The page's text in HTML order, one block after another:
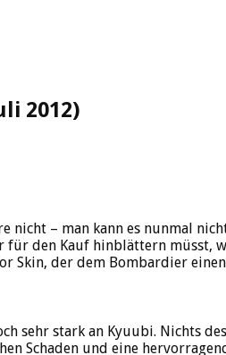
2012)
– man kann es nunmal
den Kauf hinblättern müsst,
Skin, der dem Bombardier
sehr stark an Kyuubi. Nichts
Schaden und eine